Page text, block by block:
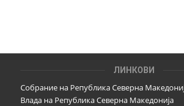
ЛИНКОВИ
Собрание на Република Северна
Влада на Република Северна Македонија